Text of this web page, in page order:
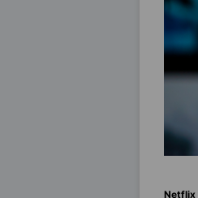
Netflix